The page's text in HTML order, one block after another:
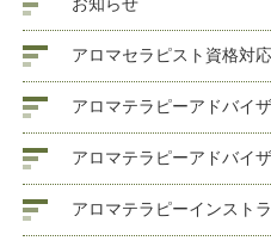
お知らせ
アロマセラピスト資格対
アロマテラピーアドバイ
アロマテラピーアドバイ
アロマテラピーインスト